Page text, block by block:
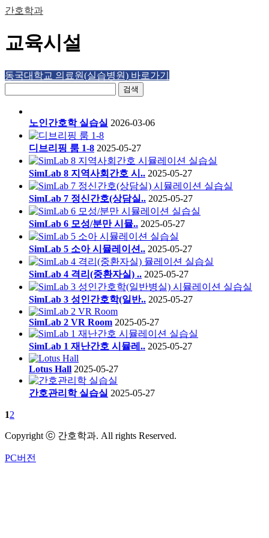
간호학과
교육시설
동국대학교 의료원(실습병원) 바로가기
검색
노인간호학 실습실 2026-03-06
디브리핑 룸 1-8 2025-05-27
SimLab 8 지역사회간호 시.. 2025-05-27
SimLab 7 정신간호(상담실.. 2025-05-27
SimLab 6 모성/분만 시뮬.. 2025-05-27
SimLab 5 소아 시뮬레이션.. 2025-05-27
SimLab 4 격리(중환자실) .. 2025-05-27
SimLab 3 성인간호학(일반.. 2025-05-27
SimLab 2 VR Room 2025-05-27
SimLab 1 재난간호 시뮬레.. 2025-05-27
Lotus Hall 2025-05-27
간호관리학 실습실 2025-05-27
12
Copyright ⓒ 간호학과. All rights Reserved.
PC버전